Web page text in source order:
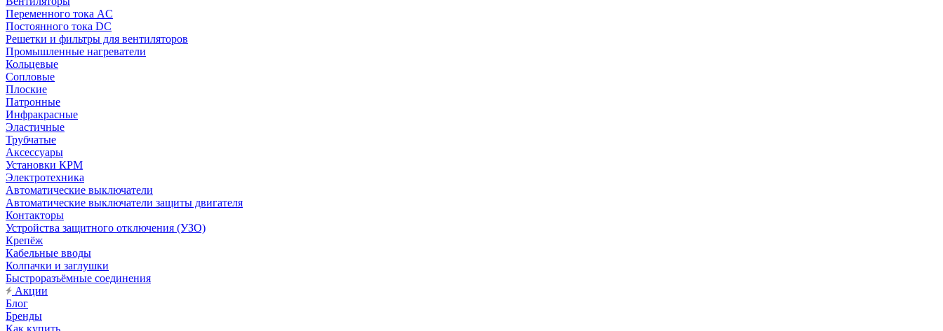
Переменного тока AC
Постоянного тока DC
Решетки и фильтры для вентиляторов
Промышленные нагреватели
Кольцевые
Сопловые
Плоские
Патронные
Инфракрасные
Эластичные
Трубчатые
Аксессуары
Установки КРМ
Электротехника
Автоматические выключатели
Автоматические выключатели защиты двигателя
Контакторы
Устройства защитного отключения (УЗО)
Крепёж
Кабельные вводы
Колпачки и заглушки
Быстроразъёмные соединения
Акции
Блог
Бренды
Как купить